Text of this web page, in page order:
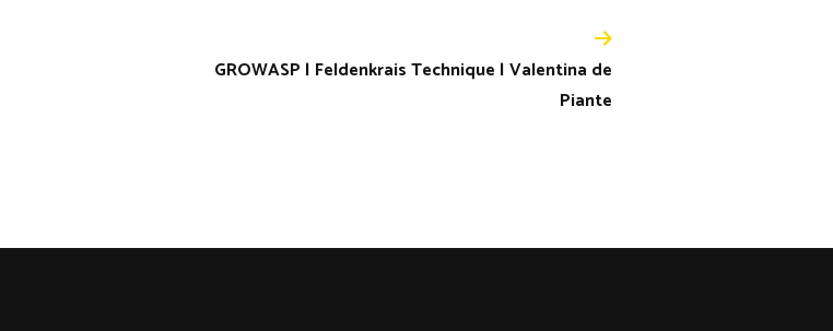
GROWASP | Feldenkrais Technique | Valentina de
Piante